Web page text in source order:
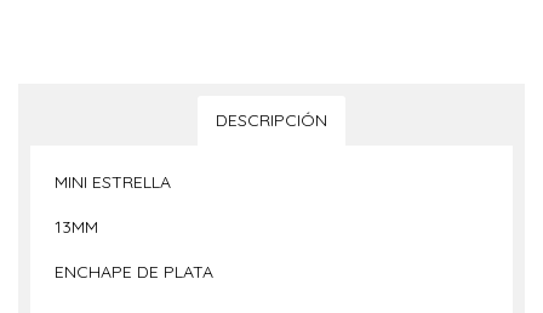
DESCRIPCIÓN
MINI ESTRELLA
13MM
ENCHAPE DE PLATA